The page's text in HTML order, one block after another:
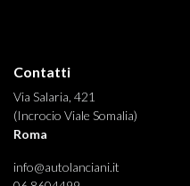
Contatti
Via Salaria, 421
(Incrocio Viale Somalia)
Roma
info@autolanciani.it